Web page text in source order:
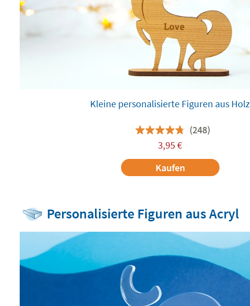
Kleine personalisierte Figuren aus Holz
(248)
3,95 €
Kaufen
Personalisierte Figuren aus Acryl